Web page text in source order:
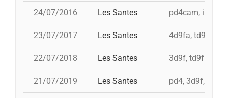
24/07/2016 Les Santes pd4cam, i
23/07/2017 Les Santes 4d9fa, td9fm, i
22/07/2018 Les Santes 3d9f, td9fm,
21/07/2019 Les Santes pd4, 3d9f,